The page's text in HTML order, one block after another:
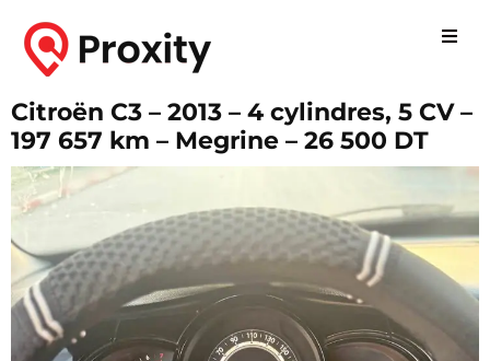
Citroën C3 – 2013 – 4 cylindres, 5 CV –
197 657 km – Megrine – 26 500 DT